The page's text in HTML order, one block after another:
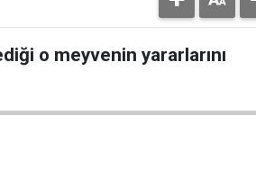
o meyvenin yararlarını